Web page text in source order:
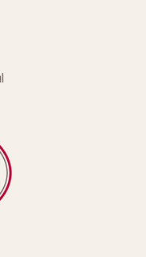
toch niet aanwezig
hiervoor bijzonder